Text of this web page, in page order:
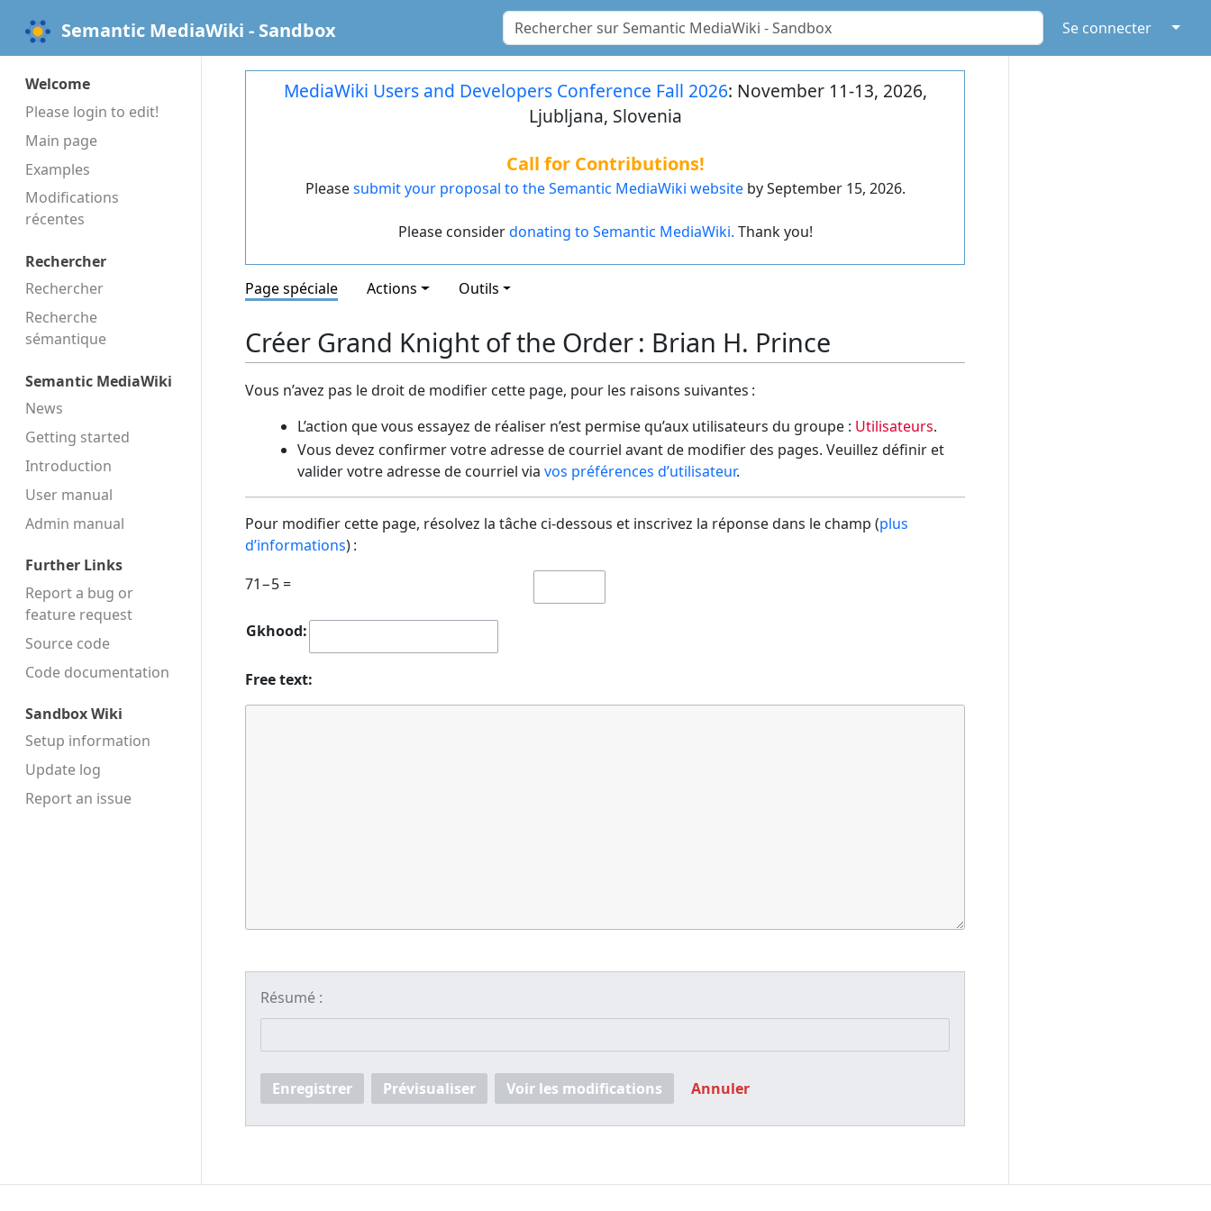
Semantic MediaWiki - Sandbox Se connecter ↓
Welcome
Please login to edit!
Main page
Examples
Modifications
récentes
Rechercher
Rechercher
Recherche
sémantique
Semantic MediaWiki
News
Getting started
Introduction
User manual
Admin manual
Further Links
Report a bug or
feature request
Source code
Code docu­mentation
Sandbox Wiki
Setup information
Update log
Report an issue
MediaWiki Users and Developers Conference Fall 2026: November 11-13, 2026,
Ljubljana, Slovenia
Call for Contributions!
Pleasesubmit your proposal to the Semantic MediaWiki websiteby September 15, 2026.
Please considerdonating to Semantic MediaWiki. Thank you!
Page spéciale Actions Outils
Créer Grand Knight of the Order : Brian H. Prince
Vous n’avez pas le droit de modifier cette page, pour les raisons suivantes :
L’action que vous essayez de réaliser n’est permise qu’aux utilisateurs du groupe : Utilisateurs.
Vous devez confirmer votre adresse de courriel avant de modifier des pages. Veuillez définir et
valider votre adresse de courriel via vos préférences d’utilisateur.
Pour modifier cette page, résolvez la tâche ci-dessous et inscrivez la réponse dans le champ (plus
d’informations) :
71−5 =
Gkhood:
Free text:
Résumé :
Enregistrer Prévisualiser Voir les modifications Annuler